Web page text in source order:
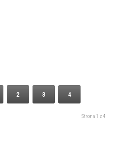
2 3 4
Strona 1 z 4